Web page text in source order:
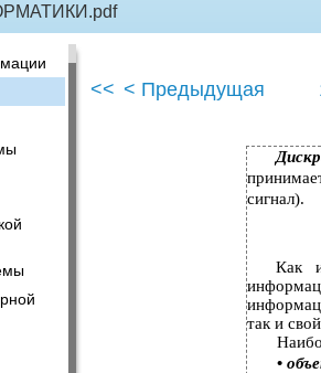
.pdf
<< < Предыдущая
сигнал).
Как
так и
•